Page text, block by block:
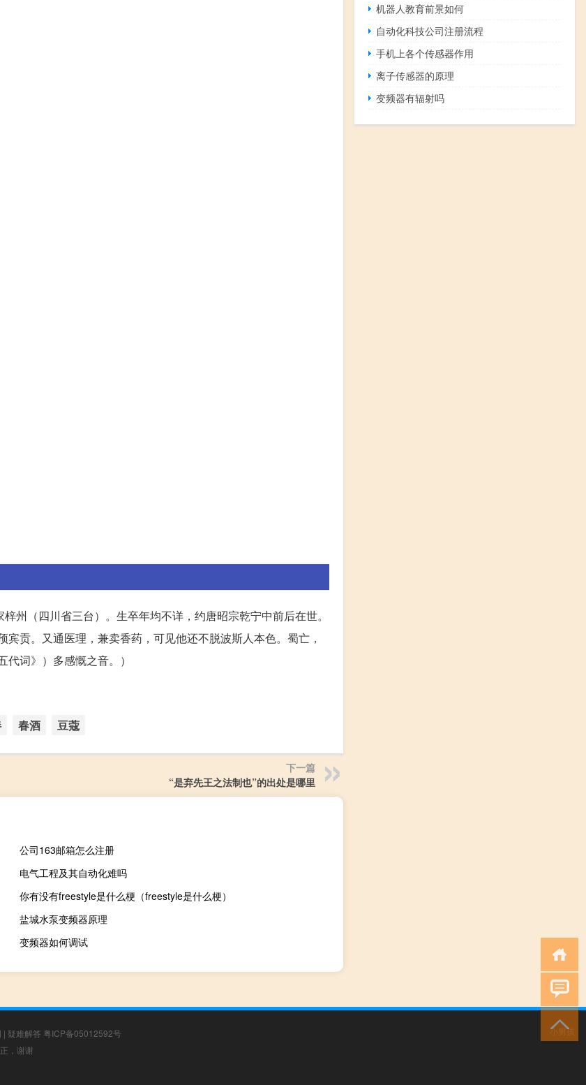
州（四川省三台）。生卒年均不详，约唐昭宗乾宁中前后在世。
贡。又通医理，兼卖香药，可见他还不脱波斯人本色。蜀亡，
词》）多感慨之音。）
春酒 豆蔻
下一篇
“是弃先王之法制也”的出处是哪里
公司163邮箱怎么注册
电气工程及其自动化难吗
你有没有freestyle是什么梗（freestyle是什么梗）
盐城水泵变频器原理
变频器如何调试
机器人教育前景如何
自动化科技公司注册流程
手机上各个传感器作用
离子传感器的原理
变频器有辐射吗
| 疑难解答 粤ICP备05012592号
，谢谢
小男孩